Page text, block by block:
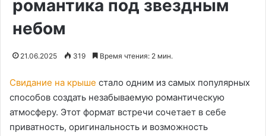
романтика под звездным
небом
21.06.2025 319 Время чтения: 2 мин.
Свидание на крыше стало одним из самых популярных
способов создать незабываемую романтическую
атмосферу. Этот формат встречи сочетает в себе
приватность, оригинальность и возможность